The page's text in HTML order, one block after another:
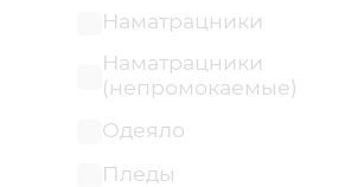
Наматрацники
Наматрацники
(непромокаемые)
Одеяло
Пледы